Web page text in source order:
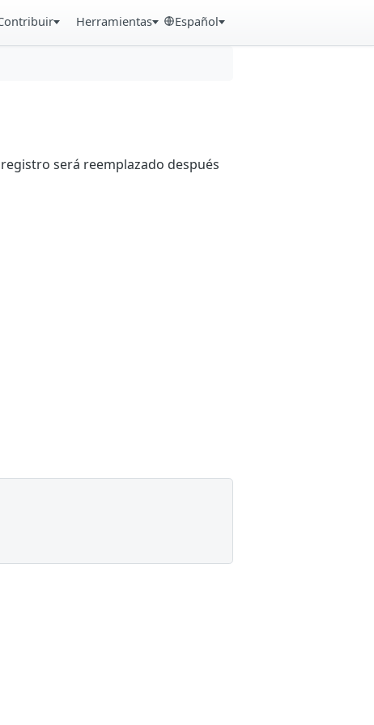
Herramientas Español
será reemplazado después